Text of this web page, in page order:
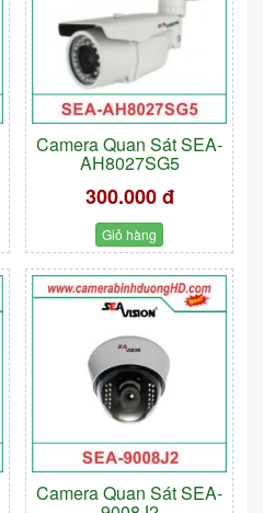
Camera Quan Sát SEA-
AH8027SG5
300.000 đ
Giỏ hàng
Camera Quan Sát SEA-